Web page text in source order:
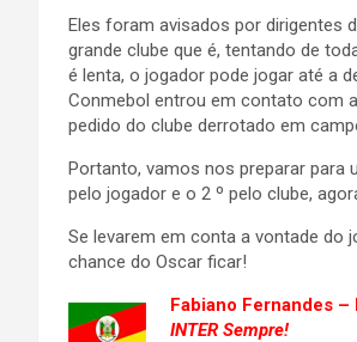
Eles foram avisados por dirigentes
grande clube que é, tentando de
é lenta, o jogador pode jogar até a
Conmebol entrou em contato com
pedido do clube derrotado em
Portanto, vamos nos preparar para
pelo jogador e o 2 º pelo clube,
Se levarem em conta a vontade do
chance do Oscar ficar!
Fabiano Fernandes –
INTER Sempre!